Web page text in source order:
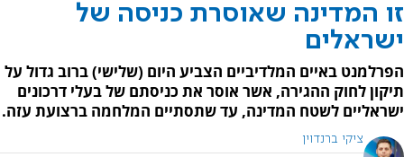
זו המדינה שאוסרת כניסה של
ישראלים
הפרלמנט באיים המלדיביים הצביע היום (שלישי) ברוב גדול על
תיקון לחוק ההגירה, אשר אוסר את כניסתם של בעלי דרכונים
ישראליים לשטח המדינה, עד שתסתיים המלחמה ברצועת עזה.
ציקי ברנדוין